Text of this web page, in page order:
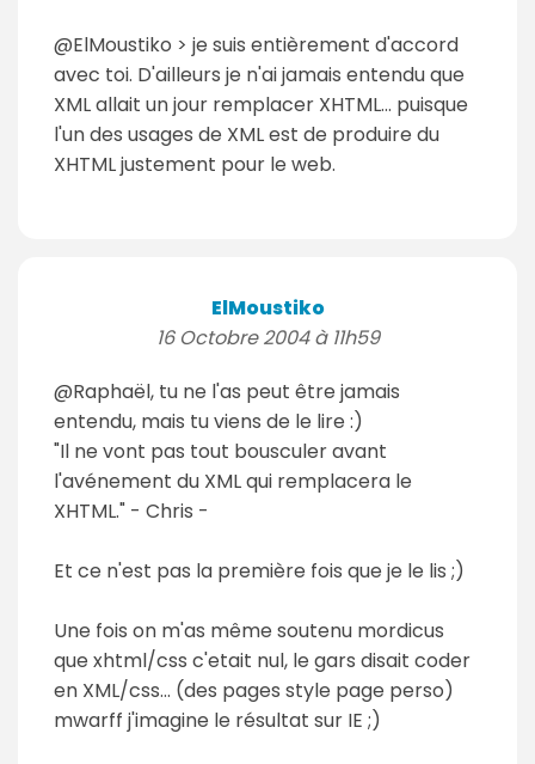
@ElMoustiko > je suis entièrement d'accord
avec toi. D'ailleurs je n'ai jamais entendu que
XML allait un jour remplacer XHTML... puisque
l'un des usages de XML est de produire du
XHTML justement pour le web.
ElMoustiko
16 Octobre 2004 à 11h59
@Raphaël, tu ne l'as peut être jamais
entendu, mais tu viens de le lire :)
"Il ne vont pas tout bousculer avant
l'avénement du XML qui remplacera le
XHTML." - Chris -
Et ce n'est pas la première fois que je le lis ;)
Une fois on m'as même soutenu mordicus
que xhtml/css c'etait nul, le gars disait coder
en XML/css... (des pages style page perso)
mwarff j'imagine le résultat sur IE ;)